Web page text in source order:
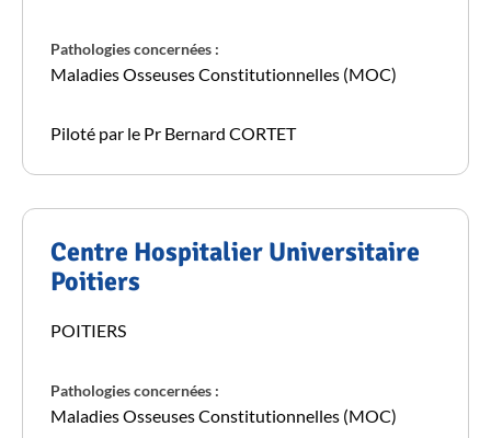
Pathologies concernées :
Maladies Osseuses Constitutionnelles (MOC)
Piloté par le Pr Bernard CORTET
Centre Hospitalier Universitaire
Poitiers
POITIERS
Pathologies concernées :
Maladies Osseuses Constitutionnelles (MOC)